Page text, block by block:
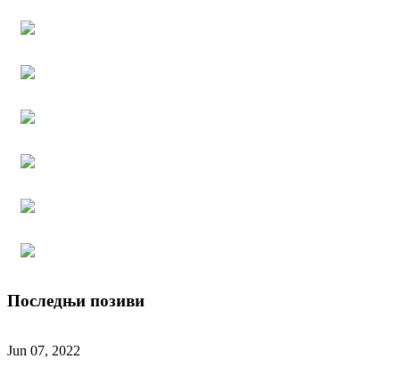
Последњи позиви
Jun 07, 2022